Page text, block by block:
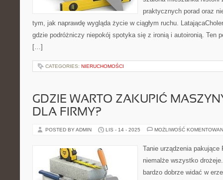
praktycznych porad oraz
tym, jak naprawdę wygląda życie w ciągłym ruchu.
gdzie podróżniczy niepokój spotyka się z ironią i autoironią. Ten
[…]
CATEGORIES: NIERUCHOMOŚCI
GDZIE WARTO ZAKUPIĆ
DLA FIRMY?
POSTED BY ADMIN LIS - 14 - 2025 MOŻLIWOŚĆ
Tanie urządzenia
niemalże wszystko
bardzo dobrze widać w